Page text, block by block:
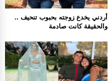
أردني يخدع زوجته بحبوب تنحيف ..
والحقيقة كانت صادمة